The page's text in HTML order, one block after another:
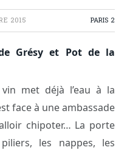
2015 PARIS 2
Grésy et Pot de la
met déjà l’eau à la
face à une ambassade
chipoter… La porte
les nappes, les